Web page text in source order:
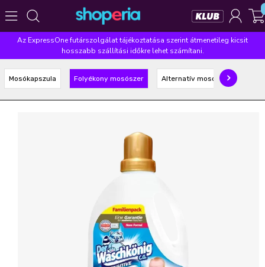
Népszerű kategóriák
Szépségápolás Élelmiszer Mosás Mosogatás
Takarítás Baba-mama Háztartás
Violeta
lenor
Az ExpressOne futárszolgálat tájékoztatása szerint átmenetileg kicsit
hosszabb szállítási időkre lehet számítani.
Mosókapszula Folyékony mosószer Alternatív mosószer